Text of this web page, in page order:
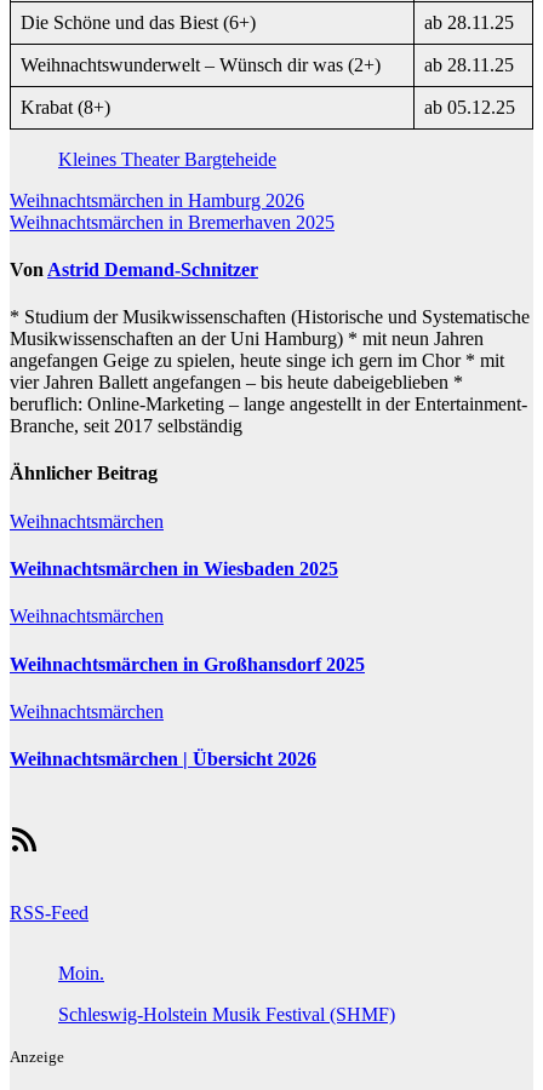
Die Schöne und das Biest (6+) ab 28.11.25
Weihnachtswunderwelt – Wünsch dir was (2+) ab 28.11.25
Krabat (8+) ab 05.12.25
Kleines Theater Bargteheide
Beitragsnavigation
Weihnachtsmärchen in Hamburg 2026
Weihnachtsmärchen in Bremerhaven 2025
Von Astrid Demand-Schnitzer
* Studium der Musikwissenschaften (Historische und Systematische
Musikwissenschaften an der Uni Hamburg) * mit neun Jahren
angefangen Geige zu spielen, heute singe ich gern im Chor * mit
vier Jahren Ballett angefangen – bis heute dabeigeblieben *
beruflich: Online-Marketing – lange angestellt in der Entertainment-
Branche, seit 2017 selbständig
Ähnlicher Beitrag
Weihnachtsmärchen
Weihnachtsmärchen in Wiesbaden 2025
Weihnachtsmärchen
Weihnachtsmärchen in Großhansdorf 2025
Weihnachtsmärchen
Weihnachtsmärchen | Übersicht 2026
RSS-Feed
RSS-Feed
Moin.
Schleswig-Holstein Musik Festival (SHMF)
Anzeige